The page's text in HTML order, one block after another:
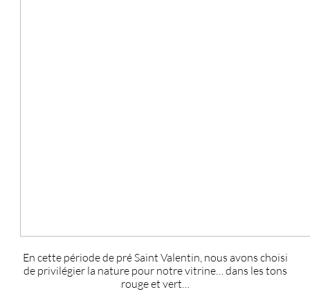
En cette période de pré Saint Valentin, nous avons choisi
de privilégier la nature pour notre vitrine… dans les tons
rouge et vert…